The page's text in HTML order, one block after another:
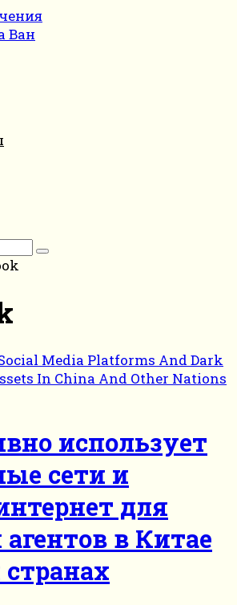
использует
сети и
для
в Китае